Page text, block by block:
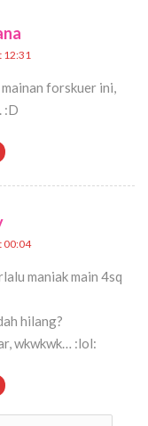
12:31
forskuer ini,
:D
00:04
maniak main 4sq
hilang?
wkwkwk… :lol: